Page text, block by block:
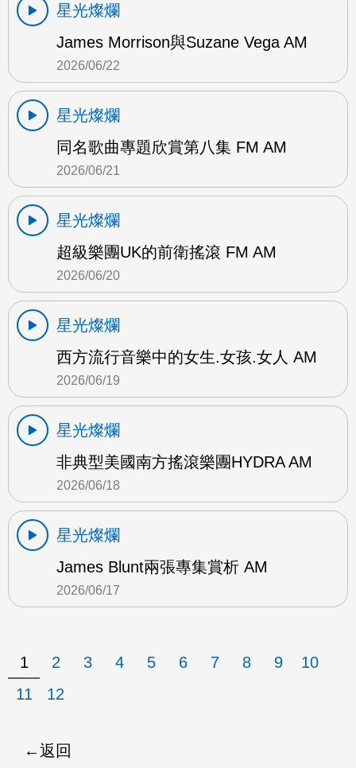
星光燦爛
James Morrison與Suzane Vega AM
2026/06/22
星光燦爛
同名歌曲專題欣賞第八集 FM AM
2026/06/21
星光燦爛
超級樂團UK的前衛搖滾 FM AM
2026/06/20
星光燦爛
西方流行音樂中的女生.女孩.女人 AM
2026/06/19
星光燦爛
非典型美國南方搖滾樂團HYDRA AM
2026/06/18
星光燦爛
James Blunt兩張專集賞析 AM
2026/06/17
1 2 3 4 5 6 7 8 9
10
11
12
返回